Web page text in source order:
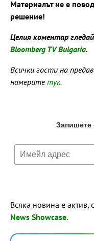
Материалът не е
решение!
Целия коментар
Bloomberg TV Bulgaria.
Всички гости на
намеритетук.
Всяка новина е актив,
News Showcase.